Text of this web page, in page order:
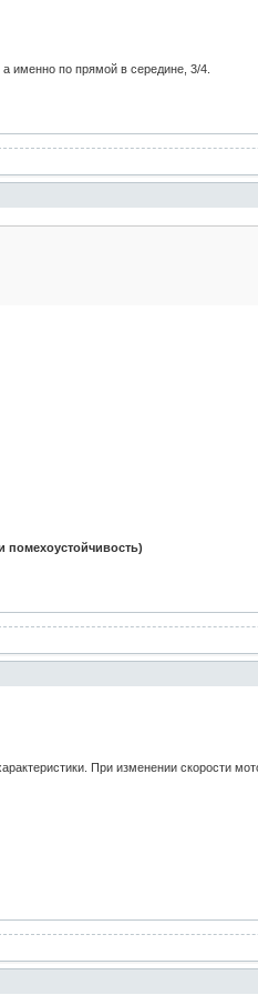
именно по прямой в середине, 3/4.
помехоустойчивость)
При изменении скорости